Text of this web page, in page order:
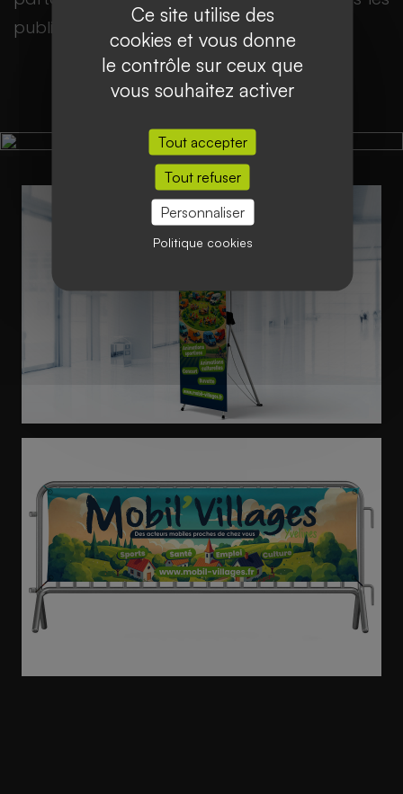
publics.
Ce site utilise des
cookies et vous donne
le contrôle sur ceux que
vous souhaitez activer
Tout accepter
Tout refuser
Personnaliser
Politique cookies